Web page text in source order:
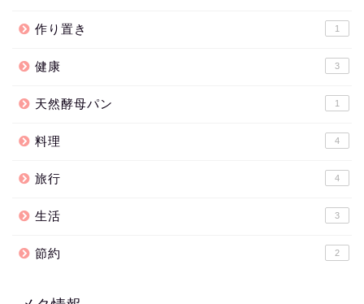
作り置き 1
健康 3
天然酵母パン 1
料理 4
旅行 4
生活 3
節約 2